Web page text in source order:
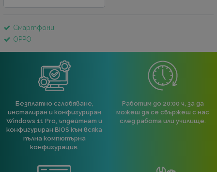
Смартфони
OPPO
Безплатно сглобяване,
инсталиран и конфигуриран
Windows 11 Pro, ъпдейтнат и
конфигуриран BIOS към всяка
пълна компютърна
конфигурация.
Работим до 20:00 ч, за да
можеш да се свържеш с нас
след работа или училище.